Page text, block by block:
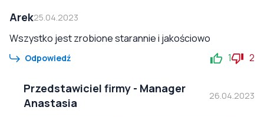
Arek25.04.2023
Wszystko jest zrobione starannie i jakościowo
Odpowiedź 1 2
Przedstawiciel firmy - Manager
Anastasia
26.04.2023